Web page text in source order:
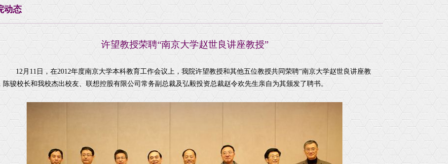
导师 脑科学研究院 学工活动
学生获奖
名师导学 院友风采
动态
许望教授荣聘“南京大学赵世良讲座教授”
12月11日，在2012年度南京大学本科教育工作会议上，我院许望教授和其他五位教授共同荣聘“南京大学赵世良讲座教
陈骏校长和我校杰出校友、联想控股有限公司常务副总裁及弘毅投资总裁赵令欢先生亲自为其颁发了聘书。